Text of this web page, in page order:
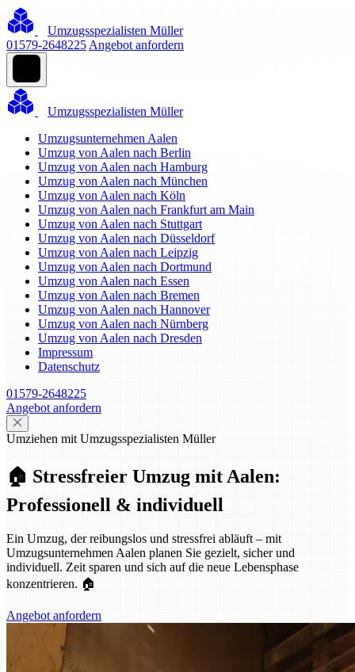
Umzugsspezialisten Müller
01579-2648225 Angebot anfordern
Umzugsspezialisten Müller
Umzugsunternehmen Aalen
Umzug von Aalen nach Berlin
Umzug von Aalen nach Hamburg
Umzug von Aalen nach München
Umzug von Aalen nach Köln
Umzug von Aalen nach Frankfurt am Main
Umzug von Aalen nach Stuttgart
Umzug von Aalen nach Düsseldorf
Umzug von Aalen nach Leipzig
Umzug von Aalen nach Dortmund
Umzug von Aalen nach Essen
Umzug von Aalen nach Bremen
Umzug von Aalen nach Hannover
Umzug von Aalen nach Nürnberg
Umzug von Aalen nach Dresden
Impressum
Datenschutz
01579-2648225
Angebot anfordern
Umziehen mit Umzugsspezialisten Müller
🏠 Stressfreier Umzug mit Aalen:
Professionell & individuell
Ein Umzug, der reibungslos und stressfrei abläuft – mit
Umzugsunternehmen Aalen planen Sie gezielt, sicher und
individuell. Zeit sparen und sich auf die neue Lebensphase
konzentrieren. 🏠
Angebot anfordern